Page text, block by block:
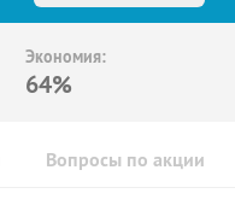
Экономия:
64%
Вопросы по акции